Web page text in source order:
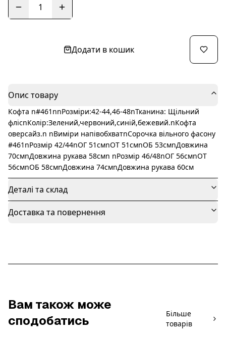
1
Додати в кошик
Опис товару
Кофта n#461nnРозміри:42-44,46-48nТканина: Щільний
флісnКолір:Зелений,червоний,синій,бежевий.nКофта
оверсайз.n nВиміри напівобхватnСорочка вільного фасону
#461nРозмір 42/44nОГ 51смnОТ 51смnОБ 53смnДовжина
70смnДовжина рукава 58смn nРозмір 46/48nОГ 56смnОТ
56смnОБ 58смnДовжина 74смnДовжина рукава 60см
Деталі та склад
Доставка та повернення
Вам також може
сподобатись
Більше
товарів